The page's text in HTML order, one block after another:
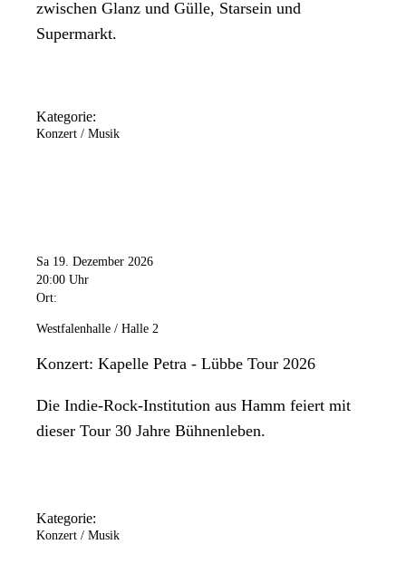
zwischen Glanz und Gülle, Starsein und
Supermarkt.
Kategorie:
Konzert / Musik
Sa 19. Dezember 2026
20:00 Uhr
Ort:
Westfalenhalle / Halle 2
Konzert: Kapelle Petra - Lübbe Tour 2026
Die Indie-Rock-Institution aus Hamm feiert mit
dieser Tour 30 Jahre Bühnenleben.
Kategorie:
Konzert / Musik